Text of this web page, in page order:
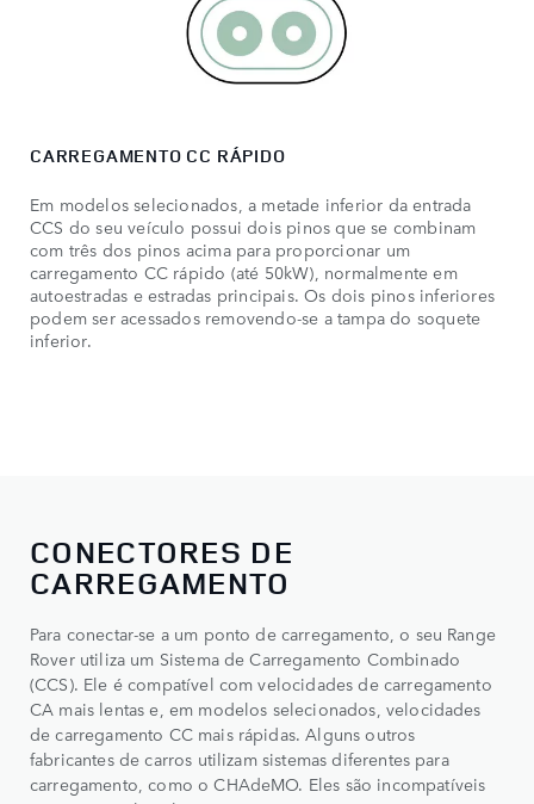
CARREGAMENTO CC RÁPIDO
Em modelos selecionados, a metade inferior da entrada
CCS do seu veículo possui dois pinos que se combinam
com três dos pinos acima para proporcionar um
carregamento CC rápido (até 50kW), normalmente em
autoestradas e estradas principais. Os dois pinos inferiores
podem ser acessados removendo-se a tampa do soquete
inferior.
CONECTORES DE
CARREGAMENTO
Para conectar-se a um ponto de carregamento, o seu Range
Rover utiliza um Sistema de Carregamento Combinado
(CCS). Ele é compatível com velocidades de carregamento
CA mais lentas e, em modelos selecionados, velocidades
de carregamento CC mais rápidas. Alguns outros
fabricantes de carros utilizam sistemas diferentes para
carregamento, como o CHAdeMO. Eles são incompatíveis